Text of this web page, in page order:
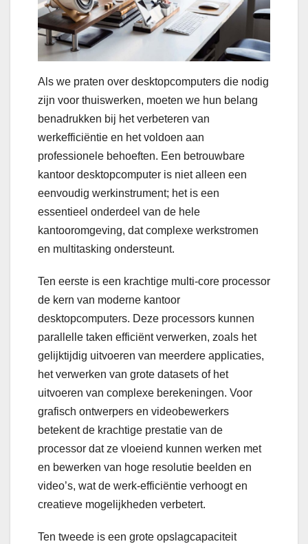
Als we praten over desktopcomputers die nodig
zijn voor thuiswerken, moeten we hun belang
benadrukken bij het verbeteren van
werkefficiëntie en het voldoen aan
professionele behoeften. Een betrouwbare
kantoor desktopcomputer is niet alleen een
eenvoudig werkinstrument; het is een
essentieel onderdeel van de hele
kantooromgeving, dat complexe werkstromen
en multitasking ondersteunt.
Ten eerste is een krachtige multi-core processor
de kern van moderne kantoor
desktopcomputers. Deze processors kunnen
parallelle taken efficiënt verwerken, zoals het
gelijktijdig uitvoeren van meerdere applicaties,
het verwerken van grote datasets of het
uitvoeren van complexe berekeningen. Voor
grafisch ontwerpers en videobewerkers
betekent de krachtige prestatie van de
processor dat ze vloeiend kunnen werken met
en bewerken van hoge resolutie beelden en
video’s, wat de werk-efficiëntie verhoogt en
creatieve mogelijkheden verbetert.
Ten tweede is een grote opslagcapaciteit